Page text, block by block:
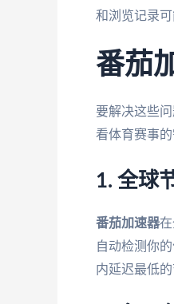
和浏览记录
番茄
要解决这些
看体育赛事
1. 全球
番茄加速器
自动检测你
内延迟最低